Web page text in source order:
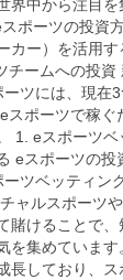
界中から注目
ポーツの投資
カー）を活用
チームへの投資
ツには、現在
スポーツで稼
1. eスポーツ
eスポーツの
ツベッティン
ャルスポーツ
賭けることで
を集めていま
長しており、